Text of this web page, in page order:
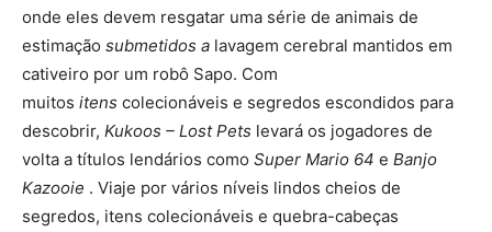
onde eles devem resgatar uma série de animais de
estimação submetidos a lavagem cerebral mantidos em
cativeiro por um robô Sapo. Com
muitos itens colecionáveis ​​e segredos escondidos para
descobrir, Kukoos – Lost Pets levará os jogadores de
volta a títulos lendários como Super Mario 64 e Banjo
Kazooie . Viaje por vários níveis lindos cheios de
segredos, itens colecionáveis ​​e quebra-cabeças